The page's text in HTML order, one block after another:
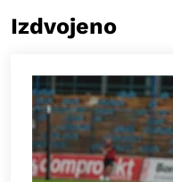
Izdvojeno